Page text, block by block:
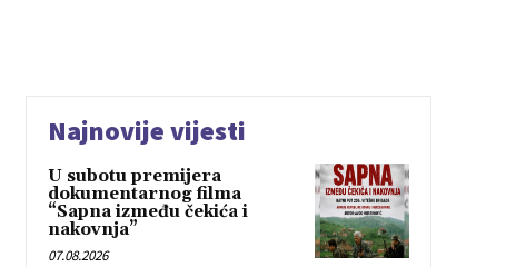
Najnovije vijesti
U subotu premijera
dokumentarnog filma
“Sapna između čekića i
nakovnja”
07.08.2026